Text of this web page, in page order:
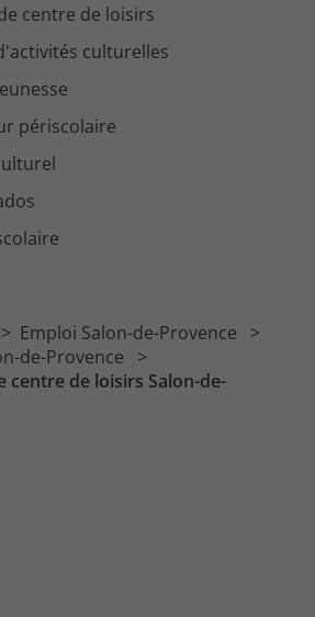
centre de loisirs
culturelles
périscolaire
club de vacances
Emploi Salon-de-Provence
de-Provence
centre de loisirs Salon-de-